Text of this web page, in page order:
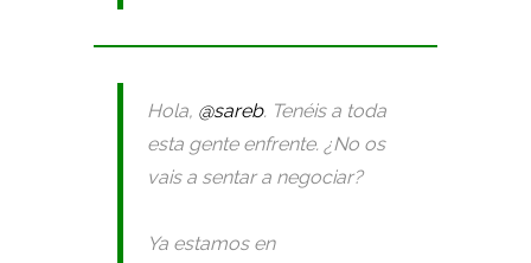
Hola, @sareb. Tenéis a toda
esta gente enfrente. ¿No os
vais a sentar a negociar?
Ya estamos en